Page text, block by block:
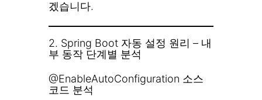
겠습니다.
2. Spring Boot 자동 설정 원리 – 내
부 동작 단계별 분석
@EnableAutoConfiguration 소스
코드 분석